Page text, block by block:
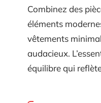
Combinez des
éléments
vêtements
audacieux.
équilibre qui